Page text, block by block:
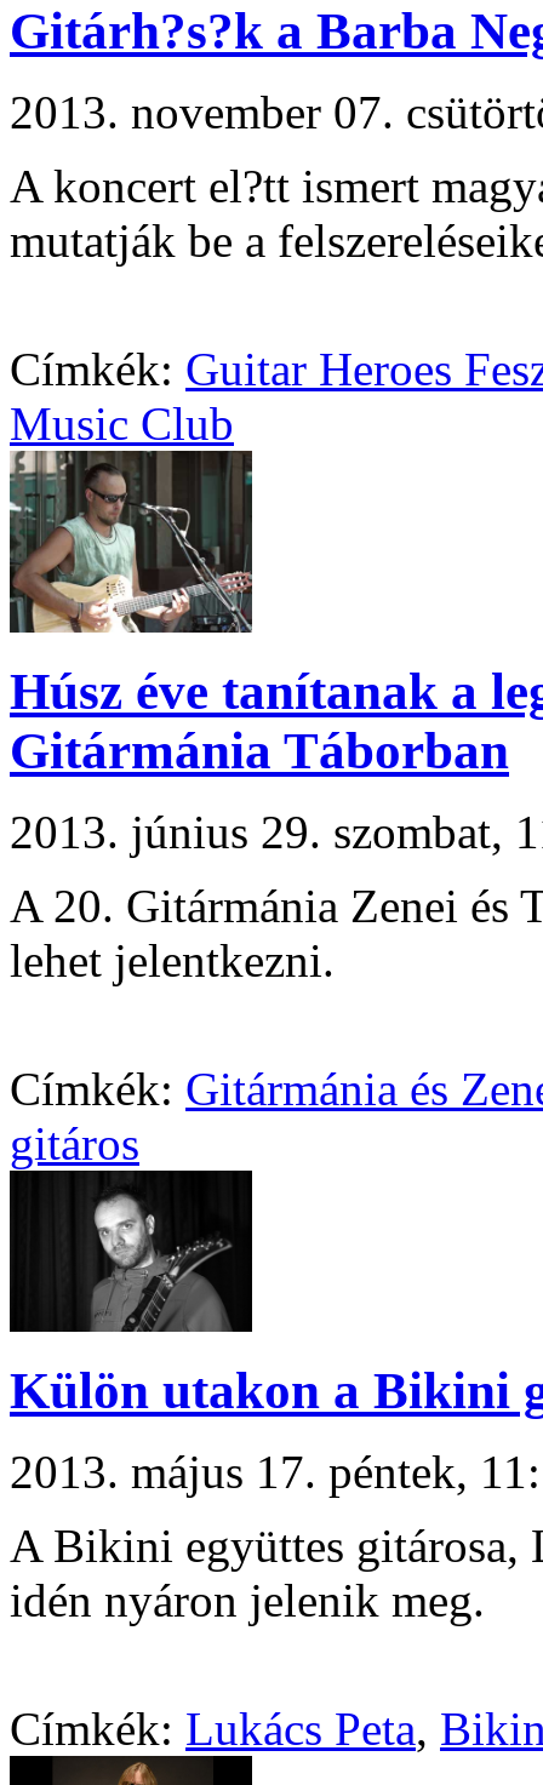
Gitárh?s?k a Barba
2013. november 07.
A koncert el?tt ismert
mutatják be a
Címkék: Guitar Heroes
Music Club
Húsz éve tanítanak a
Gitármánia Táborban
2013. június 29.
A 20. Gitármánia Zenei és
lehet jelentkezni.
Címkék: Gitármánia és
gitáros
Külön utakon a Bikini
2013. május 17. péntek,
A Bikini együttes gitárosa,
idén nyáron jelenik meg.
Címkék: Lukács Peta,